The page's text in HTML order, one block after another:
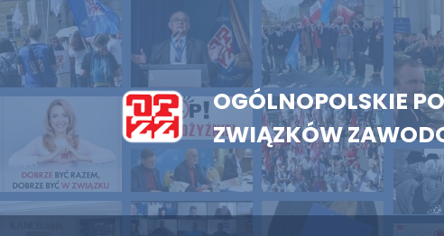
OGÓLNOPOLSKIE
ZWIĄZKÓW